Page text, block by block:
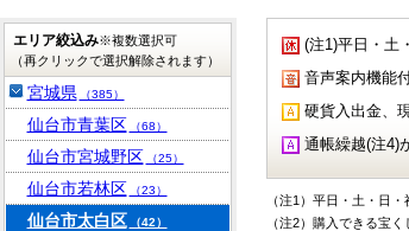
(注1)平日・土
音声案内機能
硬貨入出金、
通帳繰越(注4)
（注1）平日・土・日
（注2）購入できる宝
エリア絞込み※複数選択可
（再クリックで選択解除されます）
宮城県 （385）
仙台市青葉区 （68）
仙台市宮城野区 （25）
仙台市若林区 （23）
仙台市太白区 （42）